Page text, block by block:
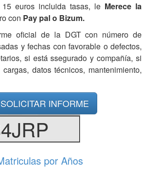
euros incluida tasas, le Merece la
con Pay pal o Bizum.
oficial de la DGT con número de
y fechas con favorable o defectos,
si está ssegurado y compañía, si
datos técnicos, mantenimiento,
INFORME
por Años